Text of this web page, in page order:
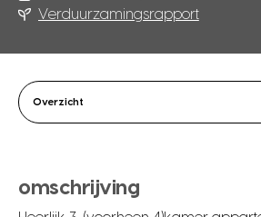
Verduurzamingsrapport
Overzicht
omschrijving